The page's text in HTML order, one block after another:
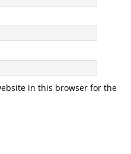
in this browser for the